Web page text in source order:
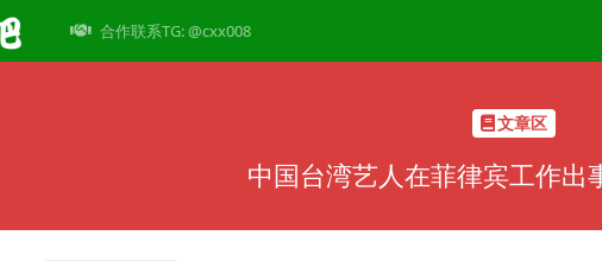
合作联系TG: @cxx008
文章区
中国台湾艺人在菲律宾工作出